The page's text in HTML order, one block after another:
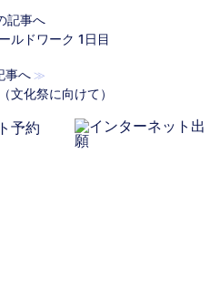
記事へ
ルドワーク 1日目
事へ ≫
文化祭に向けて）